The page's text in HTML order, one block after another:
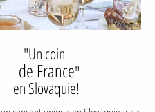
"Un coin
de France"
en Slovaquie!